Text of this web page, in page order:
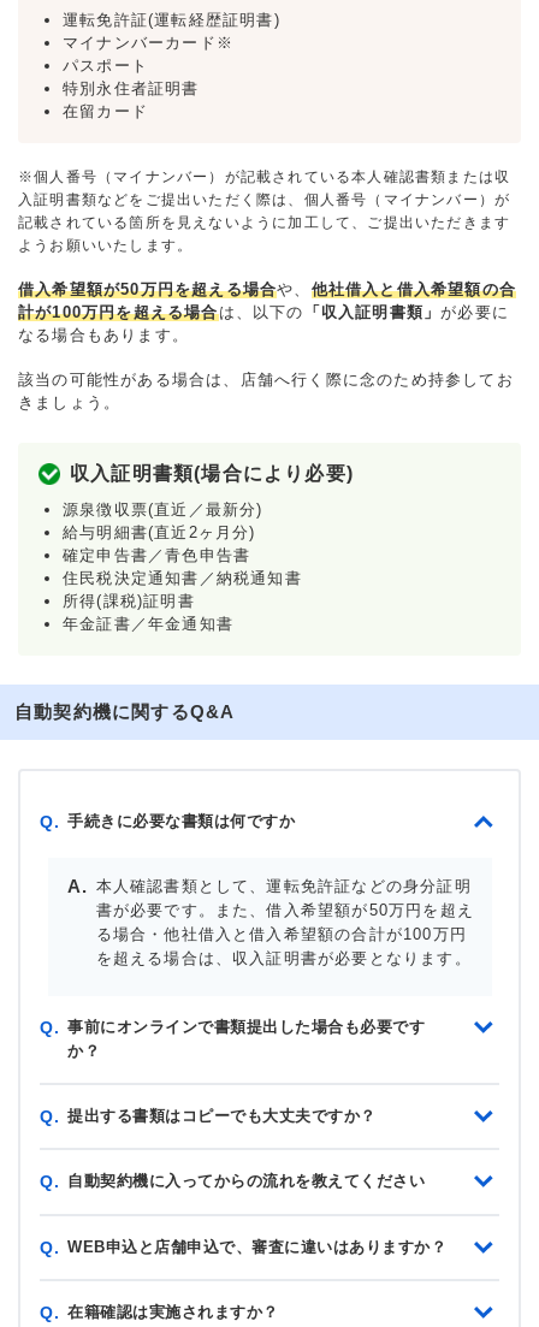
運転免許証(運転経歴証明書)
マイナンバーカード※
パスポート
特別永住者証明書
在留カード
※個人番号（マイナンバー）が記載されている本人確認書類または収
入証明書類などをご提出いただく際は、個人番号（マイナンバー）が
記載されている箇所を見えないように加工して、ご提出いただきます
ようお願いいたします。
借入希望額が50万円を超える場合や、 他社借入と借入希望額の合
計が100万円を超える場合は、以下の 「収入証明書類」が必要に
なる場合もあります。
該当の可能性がある場合は、店舗へ行く際に念のため持参してお
きましょう。
収入証明書類(場合により必要)
源泉徴収票(直近／最新分)
給与明細書(直近2ヶ月分)
確定申告書／青色申告書
住民税決定通知書／納税通知書
所得(課税)証明書
年金証書／年金通知書
自動契約機に関するQ&A
Q. 手続きに必要な書類は何ですか
本人確認書類として、運転免許証などの身分証明
書が必要です。また、借入希望額が50万円を超え
る場合・他社借入と借入希望額の合計が100万円
を超える場合は、収入証明書が必要となります。
Q. 事前にオンラインで書類提出した場合も必要です
か？
Q. 提出する書類はコピーでも大丈夫ですか？
Q. 自動契約機に入ってからの流れを教えてください
Q. WEB申込と店舗申込で、審査に違いはありますか？
Q. 在籍確認は実施されますか？